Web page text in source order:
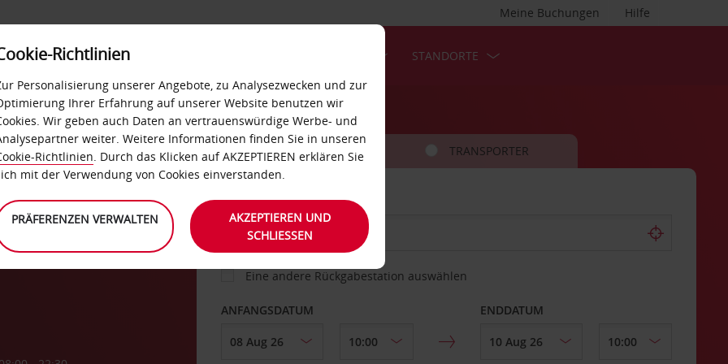
Hilfe
Meine Buchungen
SELF-SERVICES STANDORTE
FAHRZEUG TRANSPORTER
ABHOLEN VON
Eine andere Rückgabestation auswählen
ANFANGSDATUM ENDDATUM
Richtlinien
Personalisierung unserer Angebote, zu Analysezwecken und zur
Ihrer Erfahrung auf unserer Website benutzen wir
Wir geben auch Daten an vertrauenswürdige Werbe- und
weiter. Weitere Informationen finden Sie in unseren
Richtlinien. Durch das Klicken auf AKZEPTIEREN erklären Sie
mit der Verwendung von Cookies einverstanden.
PRÄFERENZEN VERWALTEN
AKZEPTIEREN UND
SCHLIESSEN